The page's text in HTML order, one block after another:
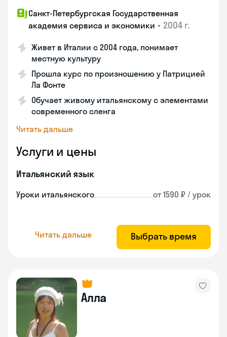
Санкт-Петербургская Государственная
академия сервиса и экономики • 2004 г.
Живет в Италии с 2004 года, понимает
местную культуру
Прошла курс по произношению у Патрицией
Ла Фонте
Обучает живому итальянскому с элементами
современного сленга
Читать дальше
Услуги и цены
Итальянский язык
Уроки итальянского от 1590 ₽ / урок
Читать дальше Выбрать время
Алла